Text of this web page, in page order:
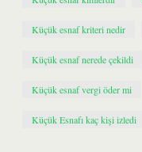
Küçük esnaf kriteri nedir
Küçük esnaf nerede çekildi
Küçük esnaf vergi öder mi
Küçük Esnafı kaç kişi izledi